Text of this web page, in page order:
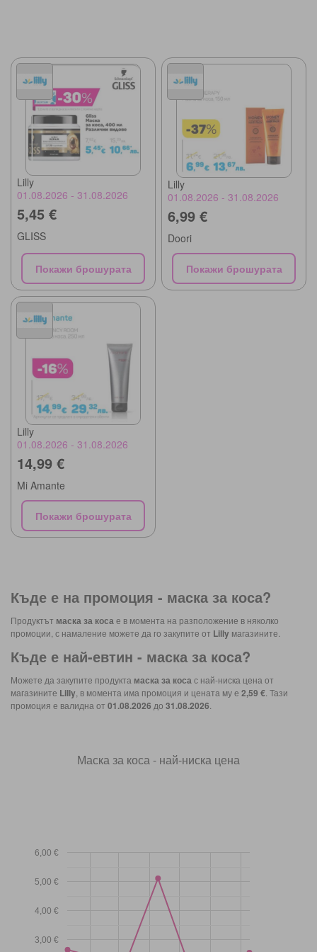
Lilly
01.08.2026 - 31.08.2026
5,45 €
GLISS
Покажи брошурата
Lilly
01.08.2026 - 31.08.2026
6,99 €
Doori
Покажи брошурата
Lilly
01.08.2026 - 31.08.2026
14,99 €
Mi Amante
Покажи брошурата
Къде е на промоция - маска за коса?
Продуктът маска за косае в момента на разположение в няколко
промоции, с намаление можете да го закупите от Lilly магазините.
Къде е най-евтин - маска за коса?
Можете да закупите продукта маска за косас най-ниска цена от
магазините Lilly , в момента има промоция и цената му е 2,59 € . Тази
промоция е валидна от 01.08.2026 до 31.08.2026
Маска за коса - най-ниска цена
3,00 €
4,00 €
5,00 €
6,00 €